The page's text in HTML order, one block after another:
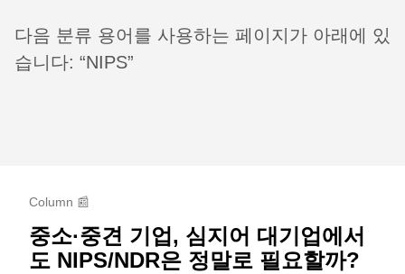
다음 분류 용어를 사용하는 페이지가 아래에 있
습니다: “NIPS”
Column 📰
중소·중견 기업, 심지어 대기업에서
도 NIPS/NDR은 정말로 필요할까?